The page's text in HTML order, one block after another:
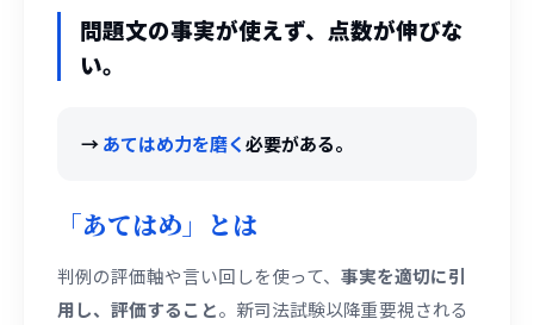
問題文の事実が使えず、点数が伸びな
い。
→あてはめ力を磨く必要がある。
「あてはめ」とは
判例の評価軸や言い回しを使って、 事実を適切に引
用し、評価すること。新司法試験以降重要視される